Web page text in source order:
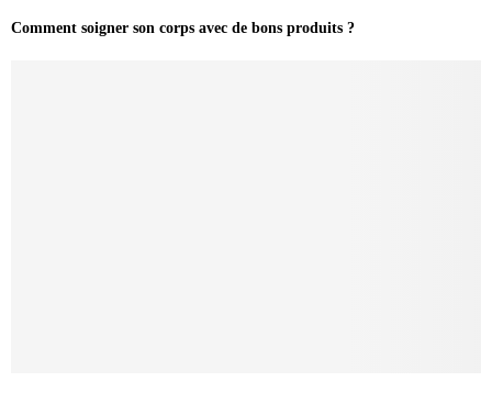
Comment soigner son corps avec de bons produits ?